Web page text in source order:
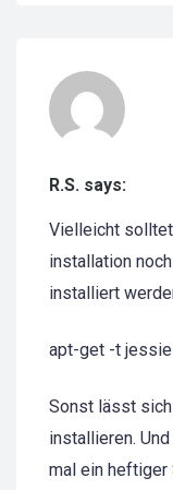
R.S. says:
Vielleicht
installation
installiert
apt-get -t
Sonst lässt
installieren.
mal ein